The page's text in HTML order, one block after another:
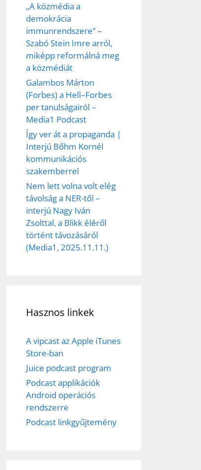
„A közmédia a
demokrácia
immunrendszere” –
Szabó Stein Imre arról,
miképp reformálná meg
a közmédiát
Galambos Márton
(Forbes) a Hell–Forbes
per tanulságairól –
Media1 Podcast
Így ver át a propaganda |
Interjú Bőhm Kornél
kommunikációs
szakemberrel
Nem lett volna volt elég
távolság a NER-től –
interjú Nagy Iván
Zsolttal, a Blikk éléről
történt távozásáról
(Media1, 2025.11.11.)
Hasznos linkek
A vipcast az Apple iTunes
Store-ban
Juice podcast program
Podcast applikációk
Android operációs
rendszerre
Podcast linkgyűjtemény